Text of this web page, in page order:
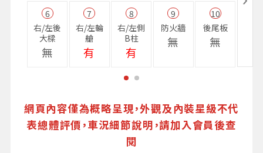
6
右/左後
大樑
無
7
右/左輪
艙
有
8
右/左側
B柱
有
9
防火牆
無
10
後尾板
無
網頁內容僅為概略呈現，外觀及內裝星級不代
表總體評價，車況細節說明，請加入會員後查
閱